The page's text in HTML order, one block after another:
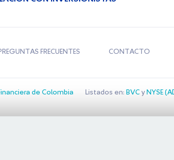
FRECUENTES CONTACTO
de Colombia Listados en: BVCy NYSE